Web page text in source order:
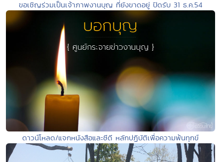
ขอเชิญร่วมเป็นเจ้าภาพงานบุญ ที่ยังขาดอยู่ ปิดรับ 31 ธ.ค.54
ดาวน์โหลด/แจกหนังสือและซีดี หลักปฏิบัติเพื่อความพ้นทุกข์